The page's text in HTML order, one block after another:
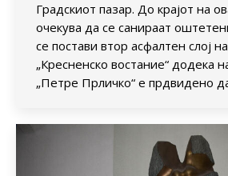
Градскиот пазар. До крајот на
очекува да се санираат
се постави втор асфалтен слој
„Кресненско востание“ додека
„Петре Прличко“ е прдвидено